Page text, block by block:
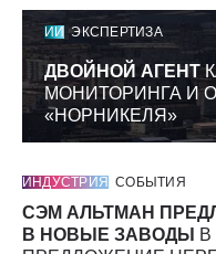
ИИ ЭКСПЕРТИЗА
ДВОЙНОЙ АГЕНТ
МОНИТОРИНГА И
«НОРНИКЕЛЯ»
ИНДУСТРИЯ СОБЫТИЯ
СЭМ АЛЬТМАН
В НОВЫЕ ЗАВОДЫ
В